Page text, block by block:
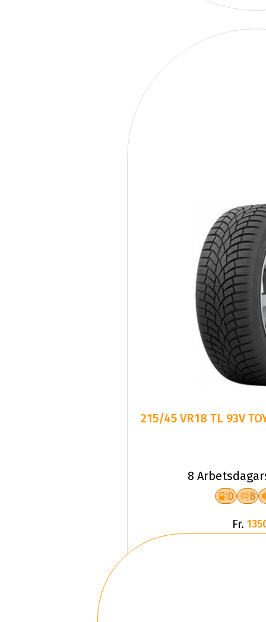
215/45 VR18 TL 93V
8
D B
Fr.